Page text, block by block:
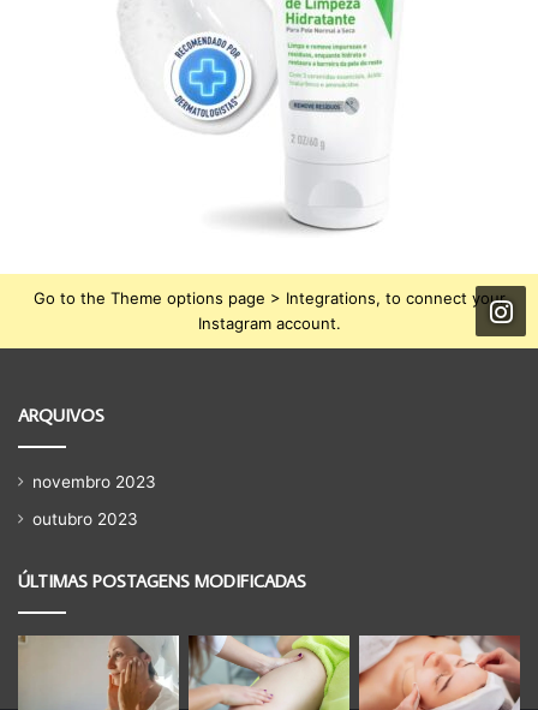
Go to the Theme options page > Integrations, to connect your
Instagram account.
ARQUIVOS
novembro 2023
outubro 2023
ÚLTIMAS POSTAGENS MODIFICADAS